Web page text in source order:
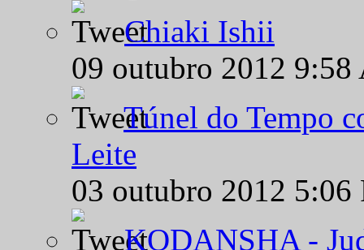
Chiaki Ishii
09 outubro 2012
Túnel do Tempo
Leite
03 outubro 2012
KODANSHA -